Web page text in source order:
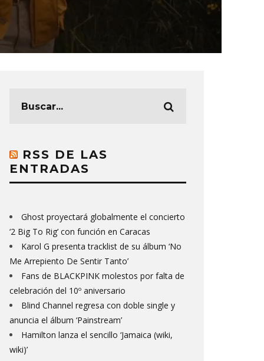
RSS DE LAS
ENTRADAS
Ghost proyectará globalmente el concierto
‘2 Big To Rig’ con función en Caracas
Karol G presenta tracklist de su álbum ‘No
Me Arrepiento De Sentir Tanto’
Fans de BLACKPINK molestos por falta de
celebración del 10º aniversario
Blind Channel regresa con doble single y
anuncia el álbum ‘Painstream’
Hamilton lanza el sencillo ‘Jamaica (wiki,
wiki)’